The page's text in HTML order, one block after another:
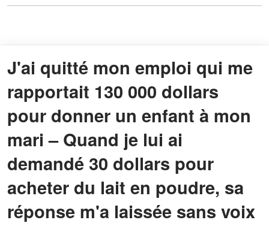
J'ai quitté mon emploi qui me
rapportait 130 000 dollars
pour donner un enfant à mon
mari – Quand je lui ai
demandé 30 dollars pour
acheter du lait en poudre, sa
réponse m'a laissée sans voix